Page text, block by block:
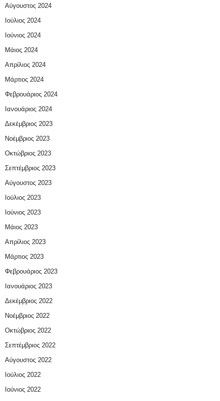
Αύγουστος 2024
Ιούλιος 2024
Ιούνιος 2024
Μάιος 2024
Απρίλιος 2024
Μάρτιος 2024
Φεβρουάριος 2024
Ιανουάριος 2024
Δεκέμβριος 2023
Νοέμβριος 2023
Οκτώβριος 2023
Σεπτέμβριος 2023
Αύγουστος 2023
Ιούλιος 2023
Ιούνιος 2023
Μάιος 2023
Απρίλιος 2023
Μάρτιος 2023
Φεβρουάριος 2023
Ιανουάριος 2023
Δεκέμβριος 2022
Νοέμβριος 2022
Οκτώβριος 2022
Σεπτέμβριος 2022
Αύγουστος 2022
Ιούλιος 2022
Ιούνιος 2022